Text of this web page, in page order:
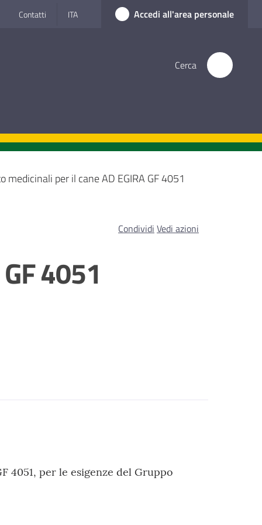
Contatti ITA Accedi all'area personale
Cerca
medicinali per il cane AD EGIRA GF 4051
4051
Condividi Vedi azioni
4051, per le esigenze del Gruppo